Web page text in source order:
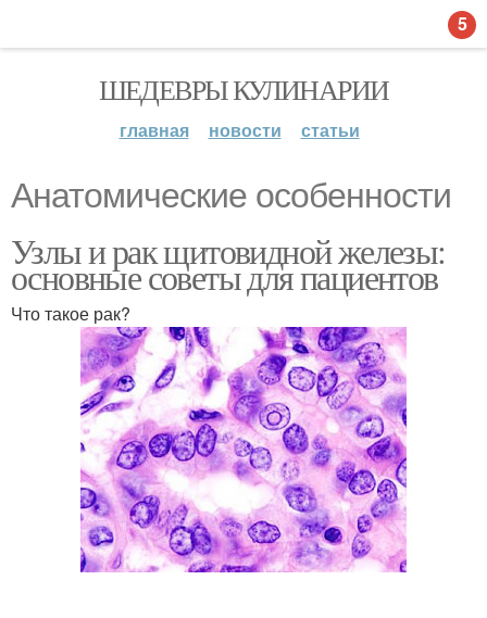
ШЕДЕВРЫ КУЛИНАРИИ
главная новости статьи
Анатомические особенности
Узлы и рак щитовидной железы:
основные советы для пациентов
Что такое рак?
5